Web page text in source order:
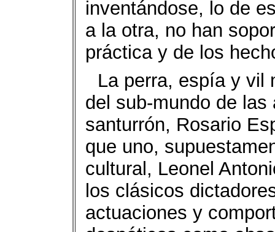
inventándose, lo de
a la otra, no han
práctica y de los
La perra, espía y vil
del sub-mundo de
santurrón, Rosario
que uno,
cultural, Leonel
los clásicos
actuaciones y